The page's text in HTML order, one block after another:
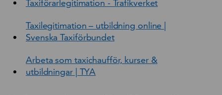
Taxiförarlegitimation - Trafikverket
Taxilegitimation – utbildning online |
Svenska Taxiförbundet
Arbeta som taxichaufför, kurser &
utbildningar | TYA